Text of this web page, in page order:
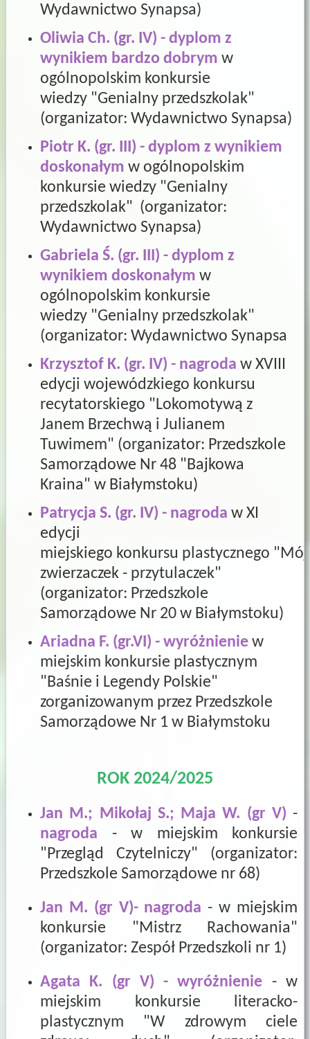
Wydawnictwo Synapsa)
Oliwia Ch. (gr. IV) - dyplom z
wynikiem bardzo dobrym w
ogólnopolskim konkursie
wiedzy "Genialny przedszkolak"
(organizator: Wydawnictwo Synapsa)
Piotr K. (gr. III) - dyplom z wynikiem
doskonałym w ogólnopolskim
konkursie wiedzy "Genialny
przedszkolak" (organizator:
Wydawnictwo Synapsa)
Gabriela Ś. (gr. III) - dyplom z
wynikiem doskonałym w
ogólnopolskim konkursie
wiedzy "Genialny przedszkolak"
(organizator: Wydawnictwo Synapsa
Krzysztof K. (gr. IV) - nagroda w XVIII
edycji wojewódzkiego konkursu
recytatorskiego "Lokomotywą z
Janem Brzechwą i Julianem
Tuwimem" (organizator: Przedszkole
Samorządowe Nr 48 "Bajkowa
Kraina" w Białymstoku)
Patrycja S. (gr. IV) - nagroda w XI
edycji
miejskiego konkursu plastycznego "Mój
zwierzaczek - przytulaczek"
(organizator: Przedszkole
Samorządowe Nr 20 w Białymstoku)
Ariadna F. (gr.VI) - wyróżnienie w
miejskim konkursie plastycznym
"Baśnie i Legendy Polskie"
zorganizowanym przez Przedszkole
Samorządowe Nr 1 w Białymstoku
ROK 2024/2025
Jan M.; Mikołaj S.; Maja W. (gr V) -
nagroda - w miejskim konkursie
"Przegląd Czytelniczy" (organizator:
Przedszkole Samorządowe nr 68)
Jan M. (gr V)- nagroda - w miejskim
konkursie "Mistrz Rachowania"
(organizator: Zespół Przedszkoli nr 1)
Agata K. (gr V) - wyróżnienie - w
miejskim konkursie literacko-
plastycznym "W zdrowym ciele